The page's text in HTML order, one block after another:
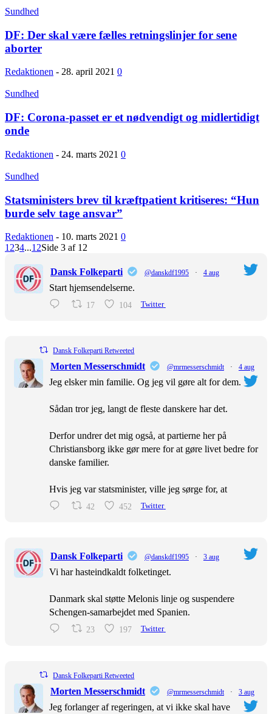
Sundhed
DF: Der skal være fælles retningslinjer for sene
aborter
Redaktionen - 28. april 2021 0
Sundhed
DF: Corona-passet er et nødvendigt og midlertidigt
onde
Redaktionen - 24. marts 2021 0
Sundhed
Statsministers brev til kræftpatient kritiseres: “Hun
burde selv tage ansvar”
Redaktionen - 10. marts 2021 0
1 234...12Side 3 af 12
Dansk Folkeparti @danskdf1995 · 4 aug
Start hjemsendelserne.
17 104 Twitter
Dansk Folkeparti Retweeted
Morten Messerschmidt @mrmesserschmidt · 4 aug
Jeg elsker min familie. Og jeg vil gøre alt for dem.
Sådan tror jeg, langt de fleste danskere har det.
Derfor undrer det mig også, at partierne her på
Christiansborg ikke gør mere for at gøre livet bedre for
danske familier.
Hvis jeg var statsminister, ville jeg sørge for, at
42 452 Twitter
Dansk Folkeparti @danskdf1995 · 3 aug
Vi har hasteindkaldt folketinget.
Danmark skal støtte Melonis linje og suspendere
Schengen-samarbejdet med Spanien.
23 197 Twitter
Dansk Folkeparti Retweeted
Morten Messerschmidt @mrmesserschmidt · 3 aug
Jeg forlanger af regeringen, at vi ikke skal have